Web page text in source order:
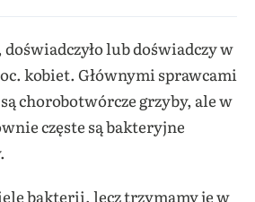
lub doświadczy w
kobiet. Głównymi sprawcami
chorobotwórcze grzyby, ale w
częste są bakteryjne
bakterii, lecz trzymamy je w